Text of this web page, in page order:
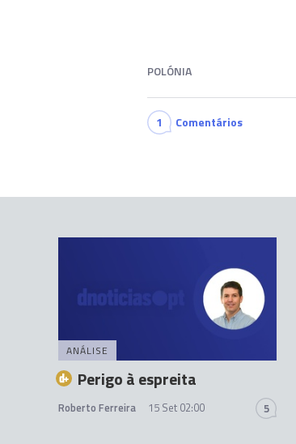
POLÓNIA
1 Comentários
ANÁLISE
Perigo à espreita
Roberto Ferreira 15 Set 02:00 5